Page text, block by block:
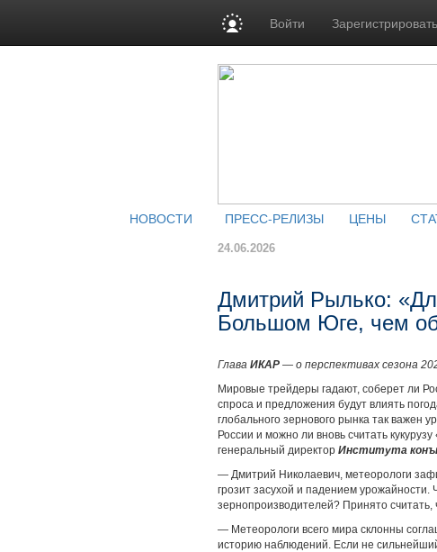
Войти
НОВОСТИ ПРЕСС-РЕЛИЗЫ ЦЕНЫ
24.06.2026
Дмитрий Рылько:
Большом Юге, чем
Глава ИКАР — о перспективах сезона
Мировые трейдеры гадают, соберет ли
спроса и предложения будут влиять
глобального зернового рынка так важен
России и можно ли вновь считать
генеральный директор Института
— Дмитрий Николаевич, метеорологи
грозит засухой и падением урожайности.
зернопроизводителей? Принято считать,
— Метеорологи всего мира склонны
историю наблюдений. Если не